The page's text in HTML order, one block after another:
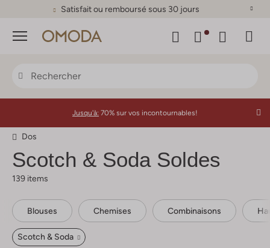
Satisfait ou remboursé sous 30 jours
Menu
Jusqu'à: 70% sur vos incontournables!
Dos
Scotch & SodaSoldes
139 items
Blouses Chemises Combinaisons
Scotch & Soda